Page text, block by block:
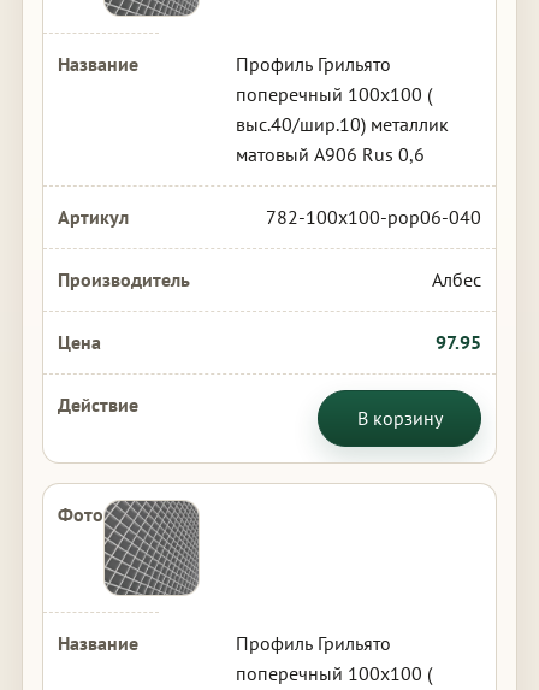
Профиль Грильято
поперечный 100х100 (
выс.40/шир.10) металлик
матовый А906 Rus 0,6
782-100x100-pop06-040
Албес
97.95
В корзину
Профиль Грильято
поперечный 100х100 (